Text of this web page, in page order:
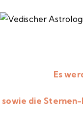
Es
sowie die